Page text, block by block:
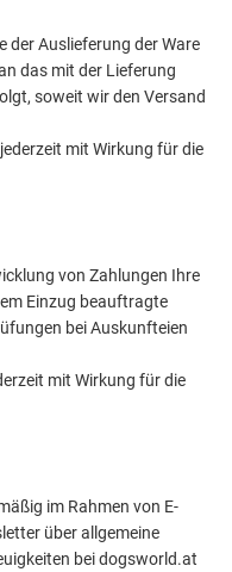
der Auslieferung der Ware
das mit der Lieferung
soweit wir den Versand
mit Wirkung für die
von Zahlungen Ihre
Einzug beauftragte
bei Auskunfteien
mit Wirkung für die
im Rahmen von E-
über allgemeine
bei dogsworld.at